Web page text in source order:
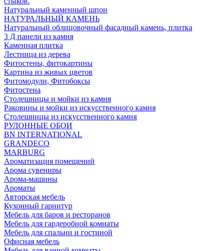
Натуральный каменный шпон
НАТУРАЛЬНЫЙ КАМЕНЬ
Натуральный облицовочный фасадный камень, плитка
3 Д панели из камня
Каменная плитка
Лестница из дерева
Фитостены, фитокартины
Картина из живых цветов
Фитомодули, Фитобоксы
Фитостена
Столешницы и мойки из камня
Раковины и мойки из искусственного камня
Столешницы из искусственного камня
РУЛОННЫЕ ОБОИ
BN INTERNATIONAL
GRANDECO
MARBURG
Ароматизация помещений
Арома сувениры
Арома-машины
Ароматы
Авторская мебель
Кухонный гарнитур
Мебель для баров и ресторанов
Мебель для гардеробной комнаты
Мебель для спальни и гостиной
Офисная мебель